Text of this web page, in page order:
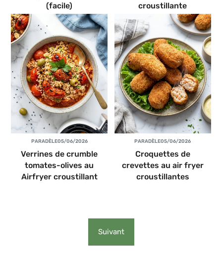
(facile)
croustillante
PARADÈLE05/06/2026
Verrines de crumble
tomates-olives au
Airfryer croustillant
PARADÈLE05/06/2026
Croquettes de
crevettes au air fryer
croustillantes
Suivant